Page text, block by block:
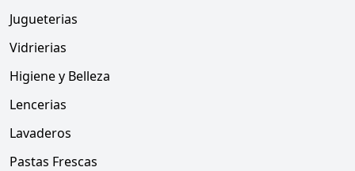
Jugueterias
Vidrierias
Higiene y Belleza
Lencerias
Lavaderos
Pastas Frescas